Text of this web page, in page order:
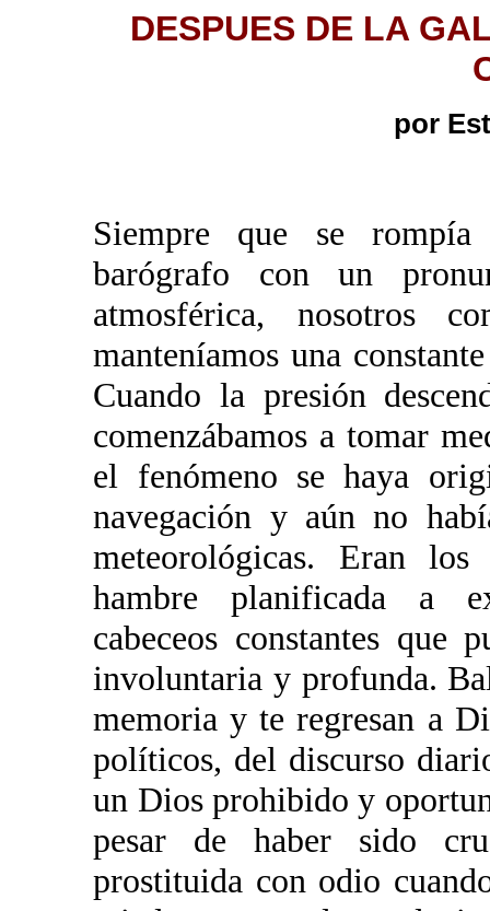
DESPUES DE LA
por
Siempre que se
barógrafo con un
atmosférica, nosotros
manteníamos una
Cuando la presión
comenzábamos a tomar
el fenómeno se haya
navegación y aún no
meteorológicas. Eran
hambre planificada a
cabeceos constantes que
involuntaria y profunda.
memoria y te regresan a
políticos, del discurso
un Dios prohibido y
pesar de haber sido
prostituida con odio